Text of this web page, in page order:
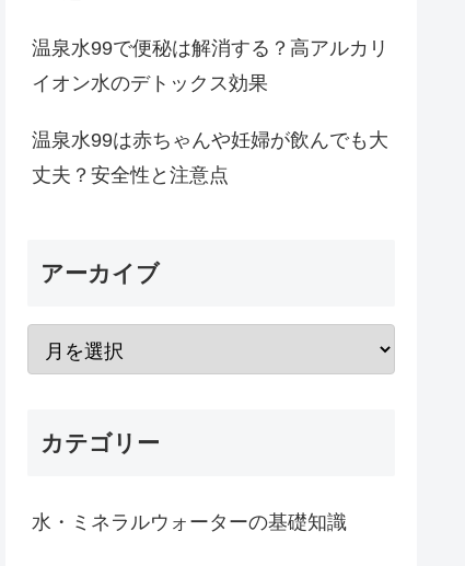
温泉水99で便秘は解消する？高アルカリ
イオン水のデトックス効果
温泉水99は赤ちゃんや妊婦が飲んでも大
丈夫？安全性と注意点
アーカイブ
カテゴリー
水・ミネラルウォーターの基礎知識